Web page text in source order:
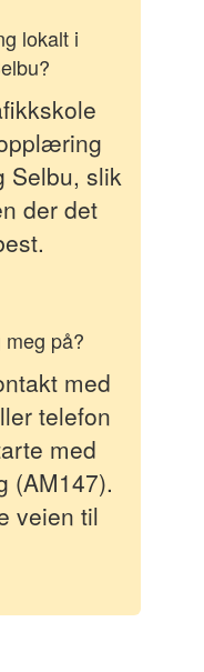
lokalt i
Selbu, slik
der det
på?
med
telefon
med
(AM147).
veien til